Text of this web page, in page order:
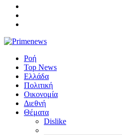
Ροή
Top News
Ελλάδα
Πολιτική
Οικονομία
Διεθνή
Θέματα
Dislike